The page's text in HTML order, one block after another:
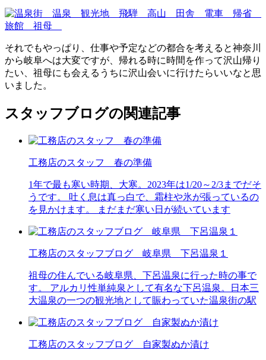
それでもやっぱり、仕事や予定などの都合を考えると神奈川
から岐阜へは大変ですが、帰れる時に時間を作って沢山帰り
たい、祖母にも会えるうちに沢山会いに行けたらいいなと思
いました。
スタッフブログの関連記事
工務店のスタッフ 春の準備
1年で最も寒い時期、大寒。2023年は1/20～2/3までだそ
うです。 吐く息は真っ白で、霜柱や氷が張っているの
を見かけます。 まだまだ寒い日が続いています
工務店のスタッフブログ 岐阜県 下呂温泉１
祖母の住んでいる岐阜県、下呂温泉に行った時の事で
す。 アルカリ性単純泉として有名な下呂温泉。日本三
大温泉の一つの観光地として賑わっていた温泉街の駅
工務店のスタッフブログ 自家製ぬか漬け